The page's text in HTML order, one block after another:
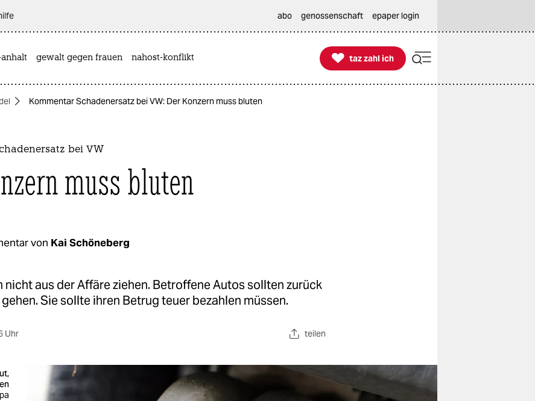
abo genossenschaft epaper login
gewalt gegen frauen nahost-konflikt 
taz zahl ich
taz zahl ich
Kommentar Schadenersatz bei VW: Der Konzern muss bluten
bei VW
muss bluten
von Kai Schöneberg
nicht aus der Affäre ziehen. Betroffene Autos sollten zurück
Sie sollte ihren Betrug teuer bezahlen müssen.
Uhr teilen